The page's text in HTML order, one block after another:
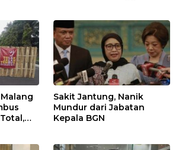
Sakit Jantung, Nanik
Mundur dari Jabatan
Kepala BGN